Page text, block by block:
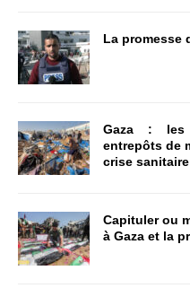
La promesse
Gaza : les
entrepôts de
crise
Capituler ou
à Gaza et la